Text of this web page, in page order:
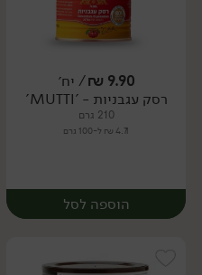
יח׳
9.90
₪/ יח׳
רסק עגבניות - 'MUTTI'
210 גרם
4.71 ₪ ל-100 גרם
הוספה לסל